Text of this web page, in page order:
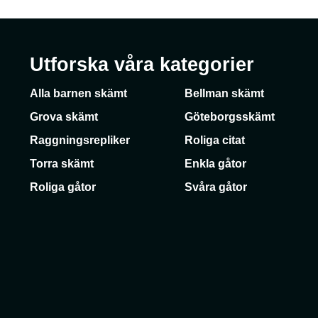
Utforska våra kategorier
Alla barnen skämt Bellman skämt
Grova skämt
Göteborgsskämt
Raggningsrepliker
Roliga citat
Torra skämt
Enkla gåtor
Roliga gåtor
Svåra gåtor